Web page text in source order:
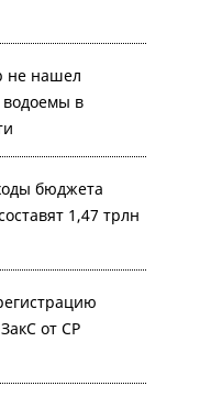
не нашел
водоемы в
бюджета
1,47 трлн
от СР